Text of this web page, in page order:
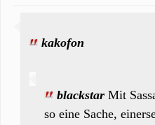
kakofon
blackstar Mit
so eine Sache,